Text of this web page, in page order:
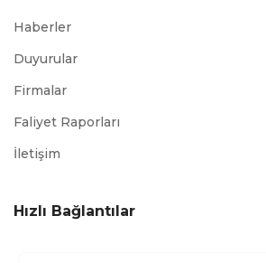
Haberler
Duyurular
Firmalar
Faliyet Raporları
İletişim
Hızlı Bağlantılar